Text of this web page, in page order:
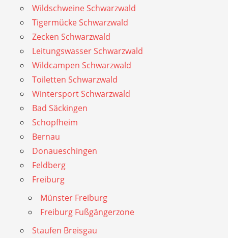
Wildschweine Schwarzwald
Tigermücke Schwarzwald
Zecken Schwarzwald
Leitungswasser Schwarzwald
Wildcampen Schwarzwald
Toiletten Schwarzwald
Wintersport Schwarzwald
Bad Säckingen
Schopfheim
Bernau
Donaueschingen
Feldberg
Freiburg
Münster Freiburg
Freiburg Fußgängerzone
Staufen Breisgau